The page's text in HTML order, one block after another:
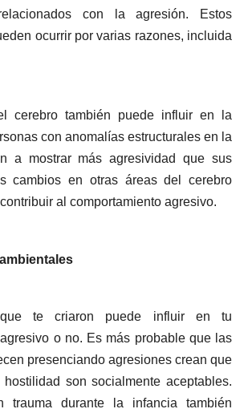
con la agresión. Estos
ocurrir por varias razones, incluida
cerebro también puede influir en la
con anomalías estructurales en la
a mostrar más agresividad que sus
cambios en otras áreas del cerebro
al comportamiento agresivo.
te criaron puede influir en tu
o no. Es más probable que las
presenciando agresiones crean que
son socialmente aceptables.
trauma durante la infancia también